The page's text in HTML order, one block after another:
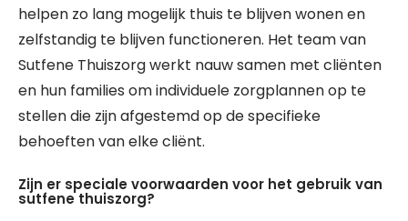
helpen zo lang mogelijk thuis te blijven wonen en
zelfstandig te blijven functioneren. Het team van
Sutfene Thuiszorg werkt nauw samen met cliënten
en hun families om individuele zorgplannen op te
stellen die zijn afgestemd op de specifieke
behoeften van elke cliënt.
Zijn er speciale voorwaarden voor het gebruik van
sutfene thuiszorg?